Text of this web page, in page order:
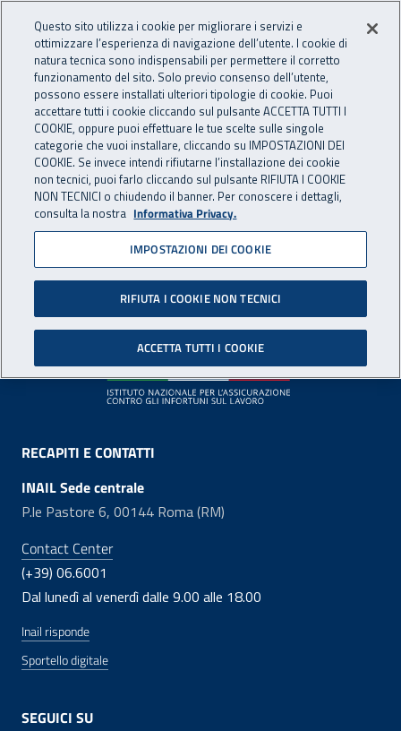
INAIL - Istituto Nazionale
Apri cerca
Navigazione principale
Pagina non disponibile
Il contenuto non è stato trovato. Per continuare la
navigazione è possibile ritornare alla
Footer
RECAPITI E CONTATTI
INAIL Sede centrale
P.le Pastore 6, 00144 Roma (RM)
Contact Center
(+39) 06.6001
Dal lunedì al venerdì dalle 9.00 alle 18.00
Inail risponde
Sportello digitale
SEGUICI SU
Questo sito utilizza i cookie per migliorare i servizi e
ottimizzare l’esperienza di navigazione dell’utente. I cookie di
natura tecnica sono indispensabili per permettere il corretto
funzionamento del sito. Solo previo consenso dell’utente,
possono essere installati ulteriori tipologie di cookie. Puoi
accettare tutti i cookie cliccando sul pulsante ACCETTA TUTTI I
COOKIE, oppure puoi effettuare le tue scelte sulle singole
categorie che vuoi installare, cliccando su IMPOSTAZIONI DEI
COOKIE. Se invece intendi rifiutarne l’installazione dei cookie
non tecnici, puoi farlo cliccando sul pulsante RIFIUTA I COOKIE
NON TECNICI o chiudendo il banner. Per conoscere i dettagli,
consulta la nostra Informativa Privacy.
IMPOSTAZIONI DEI COOKIE
RIFIUTA I COOKIE NON TECNICI
ACCETTA TUTTI I COOKIE